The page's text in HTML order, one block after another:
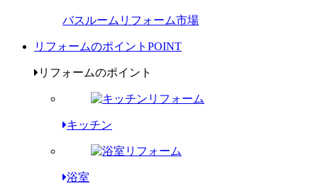
バスルームリフォーム市場
リフォームのポイント POINT
リフォームのポイント
キッチン
浴室